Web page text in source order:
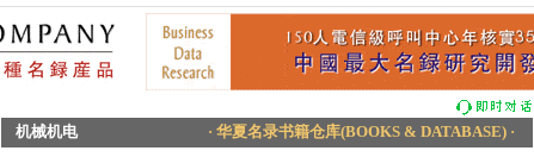
机械机电 · 华夏名录书籍仓库(BOOKS & DATABASE) ·